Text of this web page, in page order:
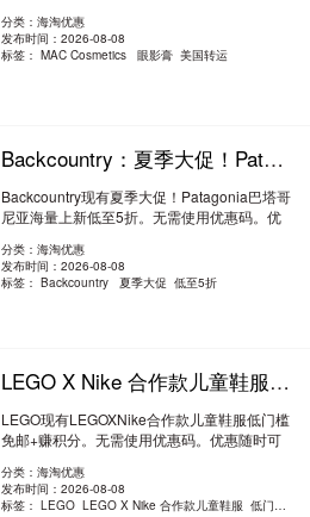
分类：海淘优惠
发布时间：2026-08-08
标签：MAC Cosmetics 眼影膏 美国转运
Backcountry：夏季大促！Patagonia 巴塔哥尼亚海量上新 低至5折
Backcountry现有夏季大促！Patagonia巴塔哥
尼亚海量上新低至5折。无需使用优惠码。优
分类：海淘优惠
发布时间：2026-08-08
标签：Backcountry 夏季大促 低至5折
LEGO X Nike 合作款儿童鞋服 低门槛免邮+赚积分
LEGO现有LEGOXNike合作款儿童鞋服低门槛
免邮+赚积分。无需使用优惠码。优惠随时可
分类：海淘优惠
发布时间：2026-08-08
标签：LEGO LEGO X Nike 合作款儿童鞋服 低门槛免邮+赚积分